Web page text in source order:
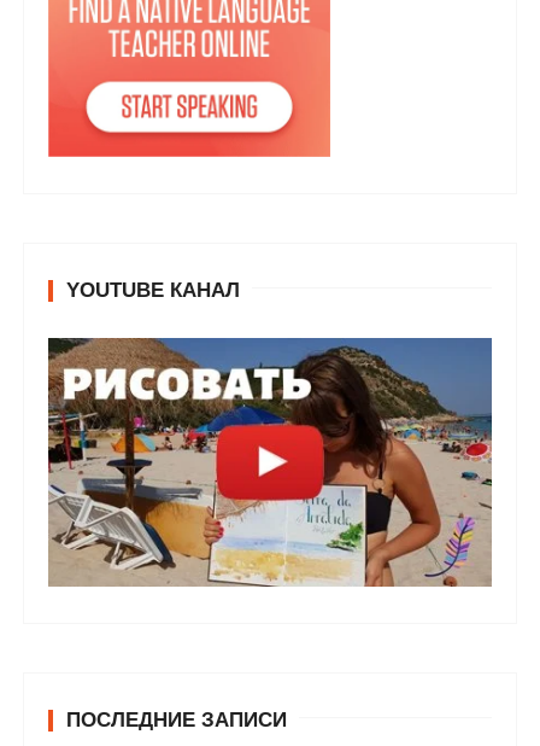
YOUTUBE КАНАЛ
ПОСЛЕДНИЕ ЗАПИСИ